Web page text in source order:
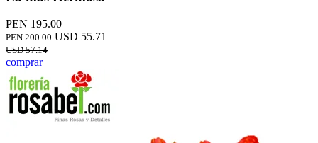
PEN 195.00
PEN 200.00 USD 55.71
USD 57.14
comprar